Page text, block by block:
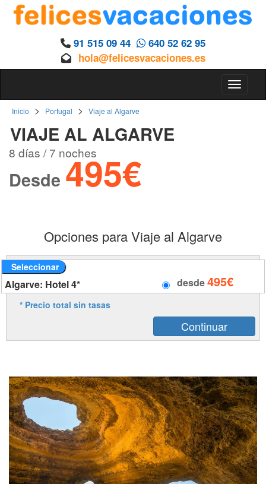
91 515 09 44
640 52 62 95
hola@felicesvacaciones.es
Inicio > Portugal > Viaje al Algarve
VIAJE AL ALGARVE
8 días / 7 noches
Desde 495€
Opciones para Viaje al Algarve
Seleccionar
Algarve: Hotel 4* desde495€
* Precio total sin tasas